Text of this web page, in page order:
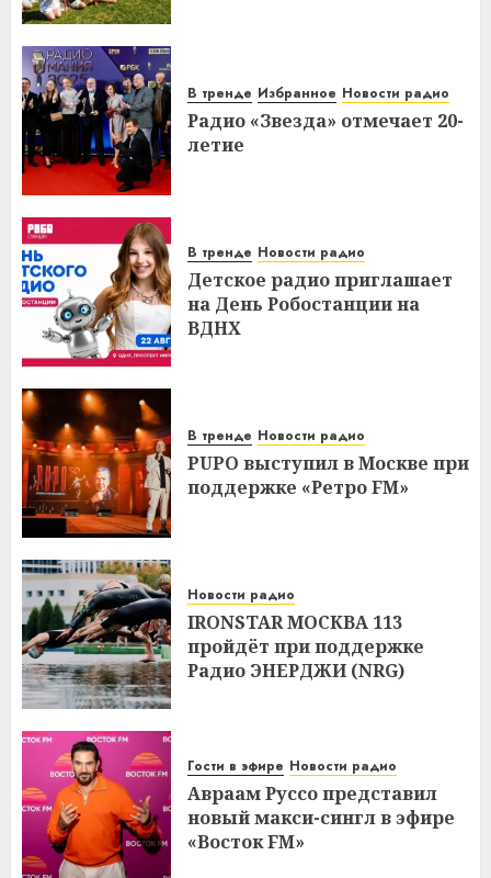
В тренде Избранное Новости радио
Радио «Звезда» отмечает 20-
летие
В тренде Новости радио
Детское радио приглашает
на День Робостанции на
ВДНХ
В тренде Новости радио
PUPO выступил в Москве при
поддержке «Ретро FM»
Новости радио
IRONSTAR МОСКВА 113
пройдёт при поддержке
Радио ЭНЕРДЖИ (NRG)
Гости в эфире Новости радио
Авраам Руссо представил
новый макси-сингл в эфире
«Восток FM»